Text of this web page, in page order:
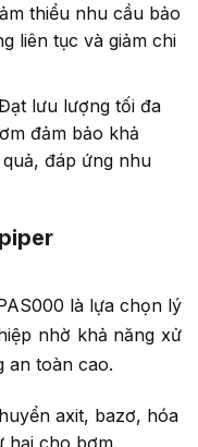
thiểu nhu cầu bảo
liên tục và giảm chi
lưu lượng tối đa
đảm bảo khả
đáp ứng nhu
là lựa chọn lý
nhờ khả năng xử
an toàn cao.
axit, bazơ, hóa